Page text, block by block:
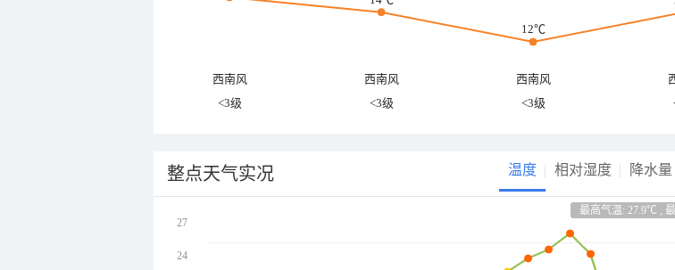
12℃
西南风 西南风 西南风
<3级
<3级 <3级
整点天气实况 温度 相对湿度 降水量
最高气温: 27.9℃ ,
27
24